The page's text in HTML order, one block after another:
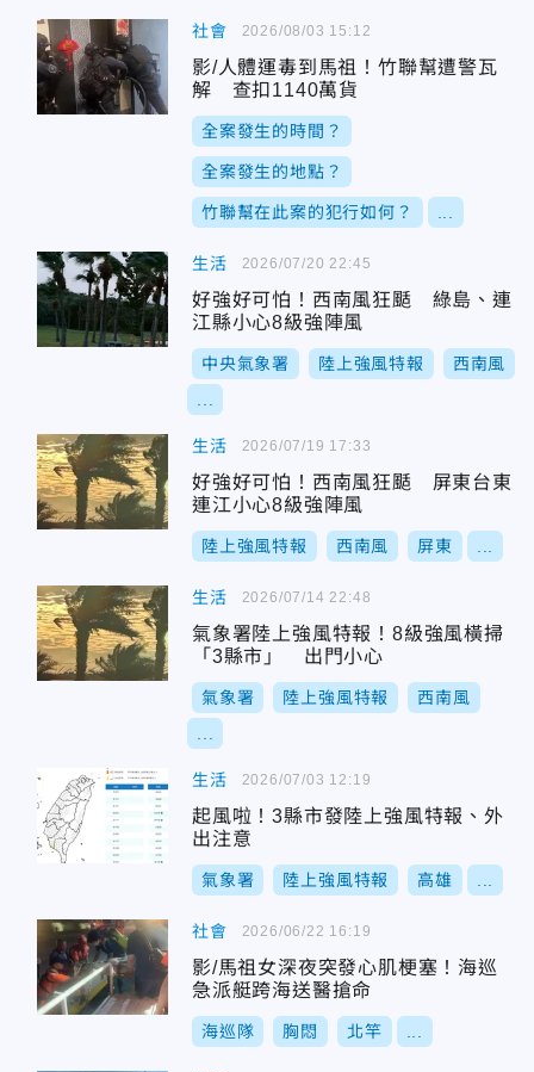
社會
影/人體運毒到馬祖！竹聯幫遭警瓦
解 查扣1140萬貨
全案發生的時間？
全案發生的地點？
竹聯幫在此案的犯行如何？
2026/08/03 15:12
生活
好強好可怕！西南風狂颳 綠島、連
江縣小心8級強陣風
中央氣象署 陸上強風特報 西南風
2026/07/20 22:45
生活
好強好可怕！西南風狂颳 屏東台東
連江小心8級強陣風
陸上強風特報 西南風 屏東
2026/07/19 17:33
生活
氣象署陸上強風特報！8級強風橫掃
「3縣市」 出門小心
氣象署 陸上強風特報 西南風
2026/07/14 22:48
生活
起風啦！3縣市發陸上強風特報、外
出注意
氣象署 陸上強風特報 高雄
2026/07/03 12:19
社會
影/馬祖女深夜突發心肌梗塞！海巡
急派艇跨海送醫搶命
海巡隊 胸悶 北竿
2026/06/22 16:19